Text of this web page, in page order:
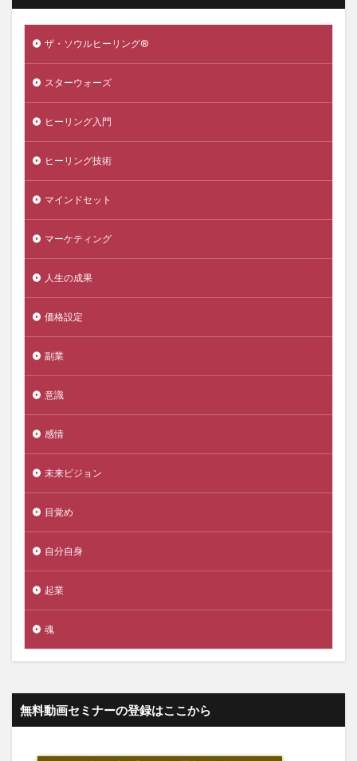
ザ・ソウルヒーリング®️
スターウォーズ
ヒーリング入門
ヒーリング技術
マインドセット
マーケティング
人生の成果
価格設定
副業
意識
感情
未来ビジョン
目覚め
自分自身
起業
魂
無料動画セミナーの登録はここから